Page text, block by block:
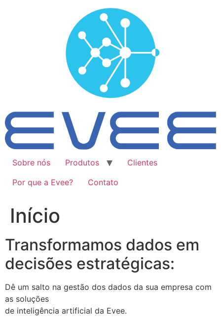
Sobre nós Produtos
Clientes
Por que a Evee?
Contato
Início
Transformamos dados em
decisões estratégicas:
Dê um salto na gestão dos dados da sua empresa com
as soluções
de inteligência artificial da Evee.